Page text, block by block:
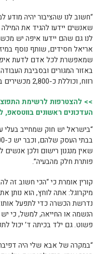
הדפיברילטור הציל את אריקסן.
“חשוב לנו שהציבור יהיה מודע
שאנשים יידעו להגיד את המילה
לנו גם שהם יידעו איפה יש
אריאל חסידים, שותף נוסף
שמאפשרת לכל אדם לדעת איפה
רווח, וכוללת כ-2,800 מכשירים בפריסה ארצית.
>> להצטרפות לרשימת
העדכונים ראשונים בווטסאפ,
“בישראל יש חוק שמחייב בעלי
פותרת חלק מהבעיה”.
קורין אומרת כי “הכי חשוב זה
מיקרוגל: אתה לוחץ, הוא נותן
נדרשת הכשרה כדי לתפעל
פשוט. גם ילד בכיתה ד’ יכול